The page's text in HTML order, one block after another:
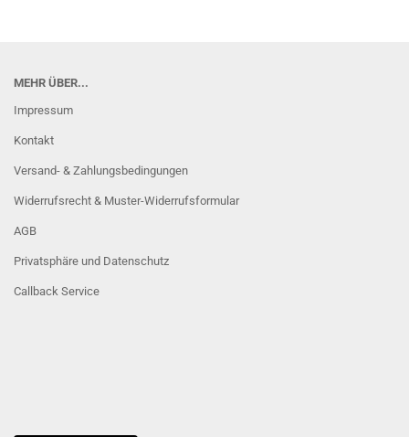
MEHR ÜBER...
Impressum
Kontakt
Versand- & Zahlungsbedingungen
Widerrufsrecht & Muster-Widerrufsformular
AGB
Privatsphäre und Datenschutz
Callback Service